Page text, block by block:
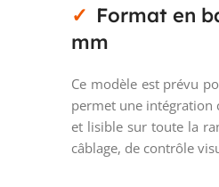
Format en
mm
Ce modèle est prévu
permet une intégration
et lisible sur toute la
câblage, de contrôle